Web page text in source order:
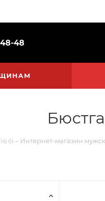
48
ci – Интернет-магазин